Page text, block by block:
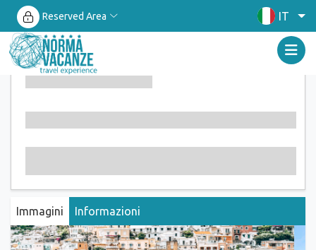
Reserved Area IT
Immagini Informazioni